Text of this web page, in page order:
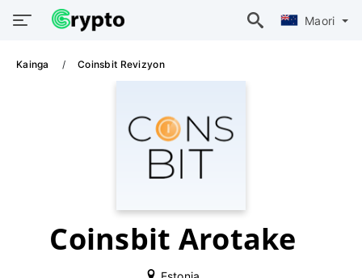
Maori
Kainga Coinsbit Revizyon
Coinsbit Arotake